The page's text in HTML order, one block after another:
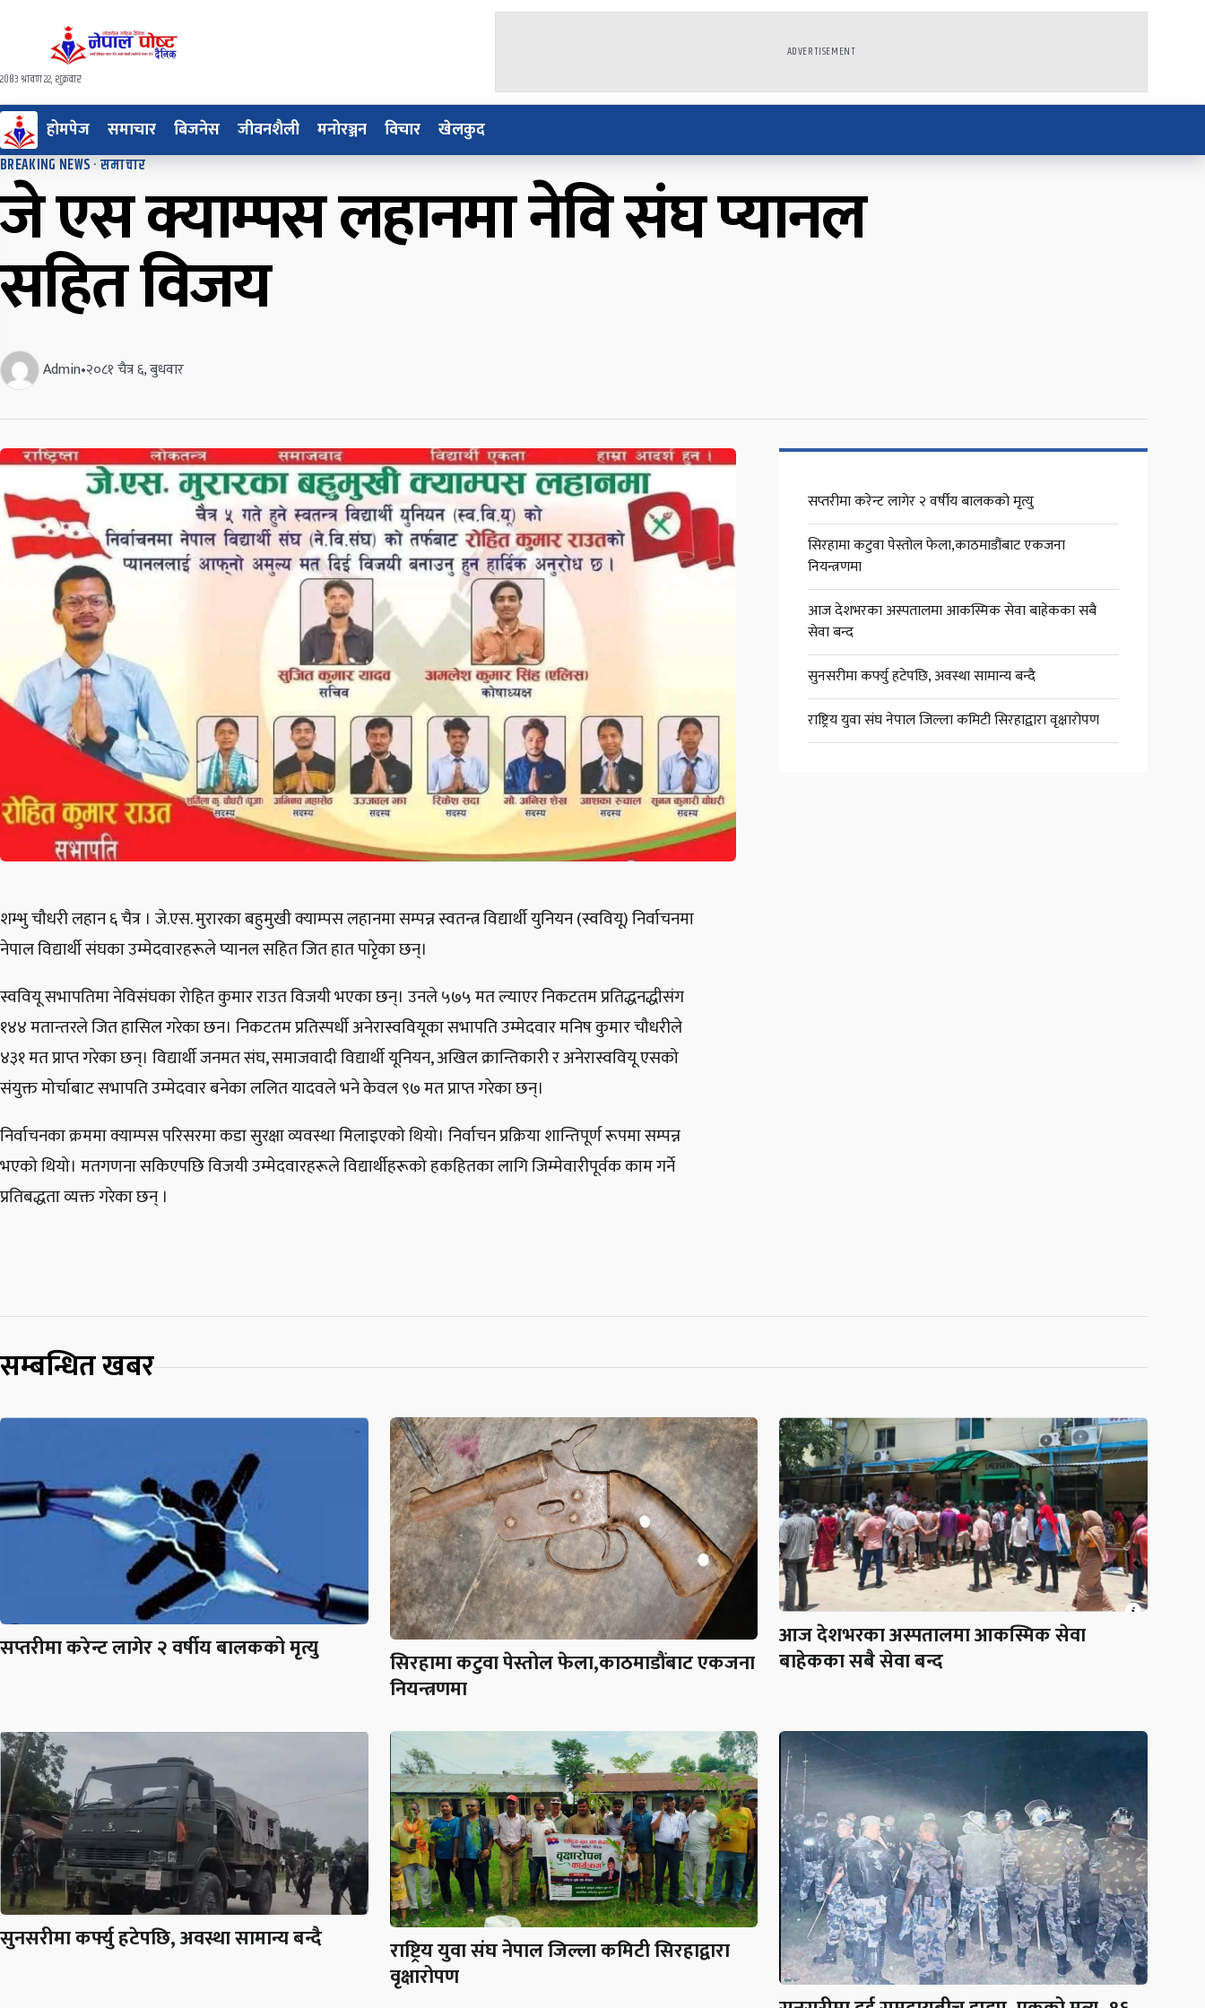
२०८३ श्रावण २२, शुक्रवार
ADVERTISEMENT
होमपेज समाचार बिजनेस जीवनशैली मनोरञ्जन विचार खेलकुद
BREAKING NEWS·समाचार
जे एस क्याम्पस लहानमा नेवि संघ प्यानल
सहित विजय
Admin•२०८१ चैत्र ६, बुधवार
शम्भु चौधरी लहान ६ चैत्र । जे.एस. मुरारका बहुमुखी क्याम्पस लहानमा सम्पन्न स्वतन्त्र विद्यार्थी युनियन (स्ववियू) निर्वाचनमा
नेपाल विद्यार्थी संघका उम्मेदवारहरूले प्यानल सहित जित हात पारेृका छन्।
स्ववियू सभापतिमा नेविसंघका रोहित कुमार राउत विजयी भएका छन्। उनले ५७५ मत ल्याएर निकटतम प्रतिद्धनद्धीसंग
१४४ मतान्तरले जित हासिल गरेका छन। निकटतम प्रतिस्पर्धी अनेरास्ववियूका सभापति उम्मेदवार मनिष कुमार चौधरीले
४३१ मत प्राप्त गरेका छन्। विद्यार्थी जनमत संघ, समाजवादी विद्यार्थी यूनियन, अखिल क्रान्तिकारी र अनेरास्ववियू एसको
संयुक्त मोर्चाबाट सभापति उम्मेदवार बनेका ललित यादवले भने केवल ९७ मत प्राप्त गरेका छन्।
निर्वाचनका क्रममा क्याम्पस परिसरमा कडा सुरक्षा व्यवस्था मिलाइएको थियो। निर्वाचन प्रक्रिया शान्तिपूर्ण रूपमा सम्पन्न
भएको थियो। मतगणना सकिएपछि विजयी उम्मेदवारहरूले विद्यार्थीहरूको हकहितका लागि जिम्मेवारीपूर्वक काम गर्ने
प्रतिबद्धता व्यक्त गरेका छन् ।
सप्तरीमा करेन्ट लागेर २ वर्षीय बालकको मृत्यु
सिरहामा कटुवा पेस्तोल फेला,काठमाडौंबाट एकजना
नियन्त्रणमा
आज देशभरका अस्पतालमा आकस्मिक सेवा बाहेकका सबै
सेवा बन्द
सुनसरीमा कर्फ्यु हटेपछि, अवस्था सामान्य बन्दै
राष्ट्रिय युवा संघ नेपाल जिल्ला कमिटी सिरहाद्वारा वृक्षारोपण
सम्बन्धित खबर
सप्तरीमा करेन्ट लागेर २ वर्षीय बालकको मृत्यु सिरहामा कटुवा पेस्तोल फेला,काठमाडौंबाट एकजना
नियन्त्रणमा
आज देशभरका अस्पतालमा आकस्मिक सेवा
बाहेकका सबै सेवा बन्द
सुनसरीमा कर्फ्यु हटेपछि, अवस्था सामान्य बन्दै राष्ट्रिय युवा संघ नेपाल जिल्ला कमिटी सिरहाद्वारा
वृक्षारोपण